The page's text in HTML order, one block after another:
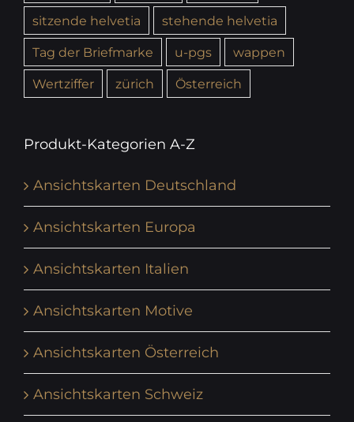
sitzende helvetia
stehende helvetia
Tag der Briefmarke
u-pgs
wappen
Wertziffer
zürich Österreich
Produkt-Kategorien A-Z
Ansichtskarten Deutschland
Ansichtskarten Europa
Ansichtskarten Italien
Ansichtskarten Motive
Ansichtskarten Österreich
Ansichtskarten Schweiz